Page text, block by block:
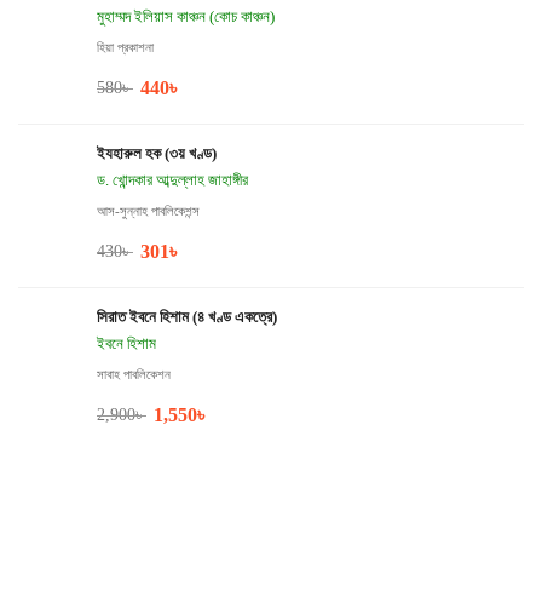
মুহাম্মদ ইলিয়াস কাঞ্চন (কোচ কাঞ্চন)
হিয়া প্রকাশনা
580৳ 440৳
ইযহারুল হক (৩য় খণ্ড)
ড. খোন্দকার আব্দুল্লাহ জাহাঙ্গীর
আস-সুন্নাহ পাবলিকেশন্স
430৳ 301৳
সিরাত ইবনে হিশাম (৪ খণ্ড একত্রে)
ইবনে হিশাম
সাবাহ পাবলিকেশন
2,900৳ 1,550৳